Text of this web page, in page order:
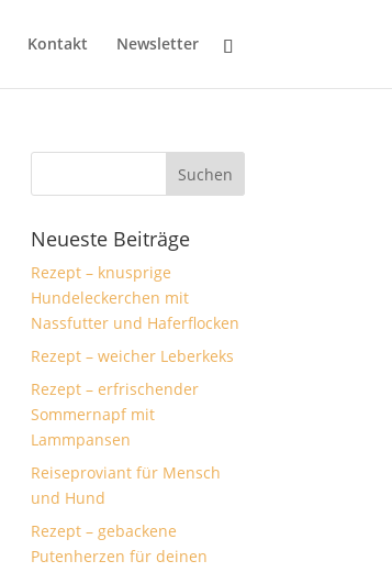
Kontakt Newsletter
Neueste Beiträge
Rezept – knusprige
Hundeleckerchen mit
Nassfutter und Haferflocken
Rezept – weicher Leberkeks
Rezept – erfrischender
Sommernapf mit
Lammpansen
Reiseproviant für Mensch
und Hund
Rezept – gebackene
Putenherzen für deinen